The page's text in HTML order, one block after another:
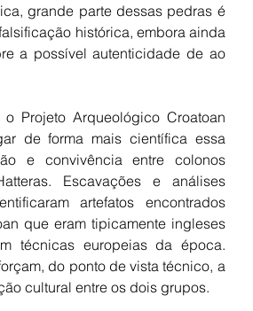
grande parte dessas pedras é
histórica, embora ainda
a possível autenticidade de ao
Projeto Arqueológico Croatoan
de forma mais científica essa
e convivência entre colonos
Escavações e análises
artefatos encontrados
que eram tipicamente ingleses
técnicas europeias da época.
do ponto de vista técnico, a
cultural entre os dois grupos.